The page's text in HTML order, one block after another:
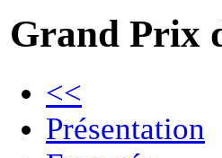
Grand Prix
<<
Présentation